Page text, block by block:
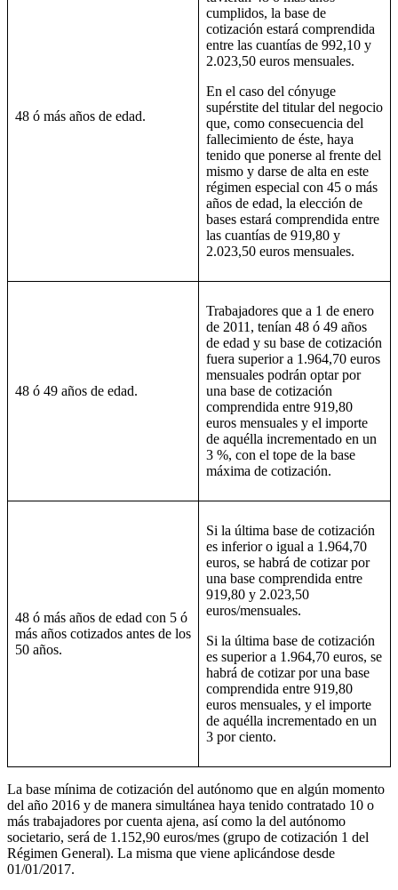
48 ó más años de edad.
cumplidos, la base de
cotización estará comprendida
entre las cuantías de 992,10 y
2.023,50 euros mensuales.
En el caso del cónyuge
supérstite del titular del negocio
que, como consecuencia del
fallecimiento de éste, haya
tenido que ponerse al frente del
mismo y darse de alta en este
régimen especial con 45 o más
años de edad, la elección de
bases estará comprendida entre
las cuantías de 919,80 y
2.023,50 euros mensuales.
48 ó 49 años de edad.
Trabajadores que a 1 de enero
de 2011, tenían 48 ó 49 años
de edad y su base de cotización
fuera superior a 1.964,70 euros
mensuales podrán optar por
una base de cotización
comprendida entre 919,80
euros mensuales y el importe
de aquélla incrementado en un
3 %, con el tope de la base
máxima de cotización.
48 ó más años de edad con 5 ó
más años cotizados antes de los
50 años.
Si la última base de cotización
es inferior o igual a 1.964,70
euros, se habrá de cotizar por
una base comprendida entre
919,80 y 2.023,50
euros/mensuales.
Si la última base de cotización
es superior a 1.964,70 euros, se
habrá de cotizar por una base
comprendida entre 919,80
euros mensuales, y el importe
de aquélla incrementado en un
3 por ciento.
La base mínima de cotización del autónomo que en algún momento
del año 2016 y de manera simultánea haya tenido contratado 10 o
más trabajadores por cuenta ajena, así como la del autónomo
societario, será de 1.152,90 euros/mes (grupo de cotización 1 del
Régimen General). La misma que viene aplicándose desde
01/01/2017.